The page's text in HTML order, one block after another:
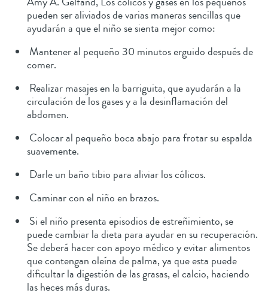
pueden ser aliviados de varias maneras sencillas que
ayudarán a que el niño se sienta mejor como:
Mantener al pequeño 30 minutos erguido después de
comer.
Realizar masajes en la barriguita, que ayudarán a la
circulación de los gases y a la desinflamación del
abdomen.
Colocar al pequeño boca abajo para frotar su espalda
suavemente.
Darle un baño tibio para aliviar los cólicos.
Caminar con el niño en brazos.
Si el niño presenta episodios de estreñimiento, se
puede cambiar la dieta para ayudar en su recuperación.
Se deberá hacer con apoyo médico y evitar alimentos
que contengan oleína de palma, ya que esta puede
dificultar la digestión de las grasas, el calcio, haciendo
las heces más duras.